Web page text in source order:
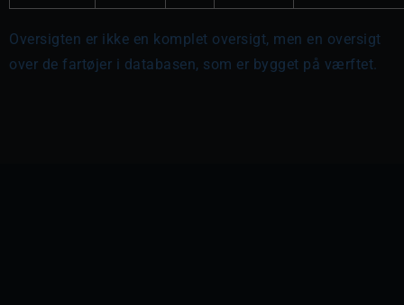
Oversigten er ikke en komplet oversigt, men en oversigt
over de fartøjer i databasen, som er bygget på værftet.